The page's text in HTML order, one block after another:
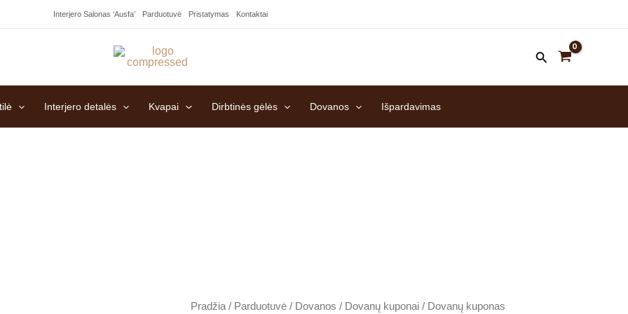
Interjero Salonas ‘Ausfa’ Parduotuvė Pristatymas Kontaktai
Interjero detalės Kvapai Dirbtinės gėlės Dovanos Išpardavimas
Pradžia / Parduotuvė / Dovanos / Dovanų kuponai / Dovanų kuponas
produkto